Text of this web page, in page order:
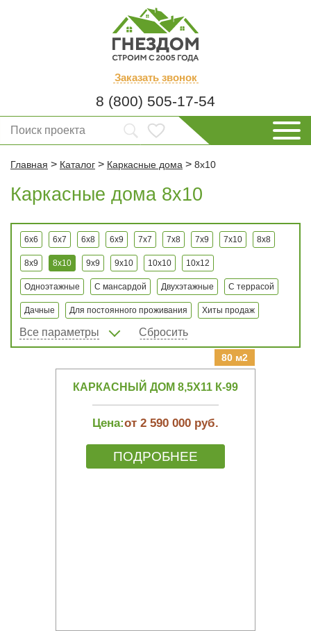
Заказать звонок
8 (800) 505-17-54
Главная > Каталог > Каркасные дома > 8x10
Каркасные дома 8x10
Все параметры Сбросить
6x6 6x7 6x8 6x9 7x7 7x8 7x9 7x10 8x8
8x9 8x10 9x9 9x10 10x10 10x12
Одноэтажные С мансардой Двухэтажные С террасой
Дачные Для постоянного проживания Хиты продаж
80 м2
КАРКАСНЫЙ ДОМ 8,5Х11 К-99
Цена:от 2 590 000 руб.
ПОДРОБНЕЕ